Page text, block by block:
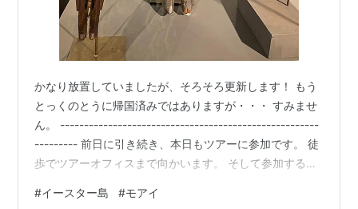
かなり放置していましたが、そろそろ更新します！ もう
とっくのとうに帰国済みではありますが・・・ すみませ
ん。 ------------------------------------------------------
--------- 前日に引き続き、本日もツアーに参加です。 徒
歩でツアーオフィスまで向かいます。 そして参加するツ
す。 本日参加するツアーは「Full Hopu Manu」です。 ホ
#イースター島 #モアイ